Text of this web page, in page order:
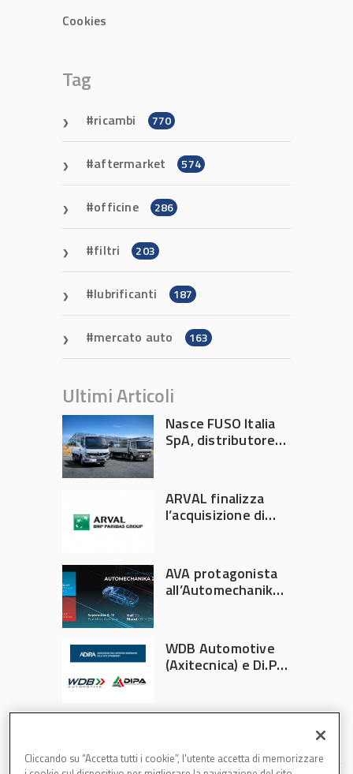
Cookies
Tag
ricambi 770
aftermarket 574
officine 286
filtri 203
lubrificanti 187
mercato auto 163
Ultimi Articoli
Nasce FUSO Italia
SpA, distributore
ARVAL finalizza
l’acquisizione di
AVA protagonista
all’Automechanika
WDB Automotive
(Axitecnica) e Di.Pa.
Cliccando su “Accetta tutti i cookie”, l'utente accetta di memorizzare